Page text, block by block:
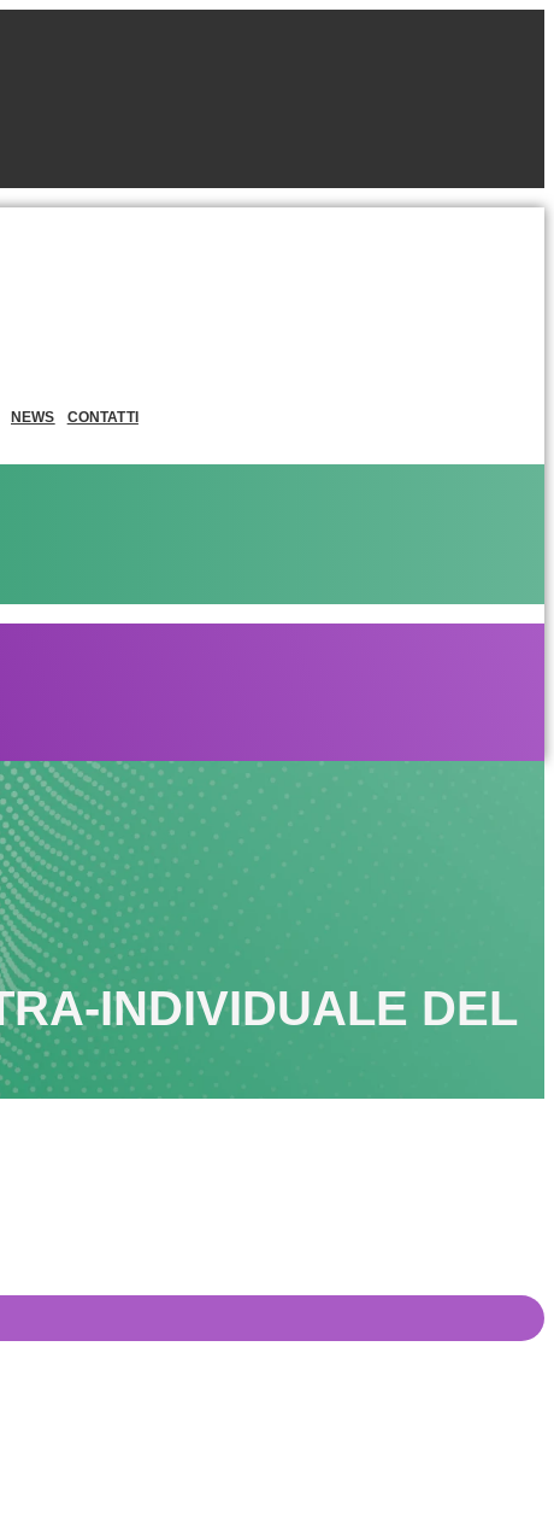
NEWS CONTATTI
INDIVIDUALE DEL